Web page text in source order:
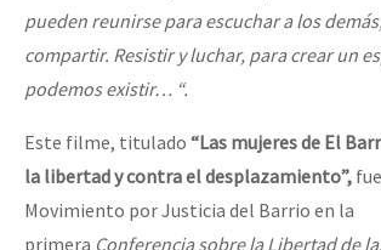
pueden reunirse para escuchar a los
compartir. Resistir y luchar, para crear un
podemos existir… “.
Este filme, titulado “Las mujeres de El
la libertad y contra el desplazamiento”,
Movimiento por Justicia del Barrio en la
primera Conferencia sobre la Libertad de